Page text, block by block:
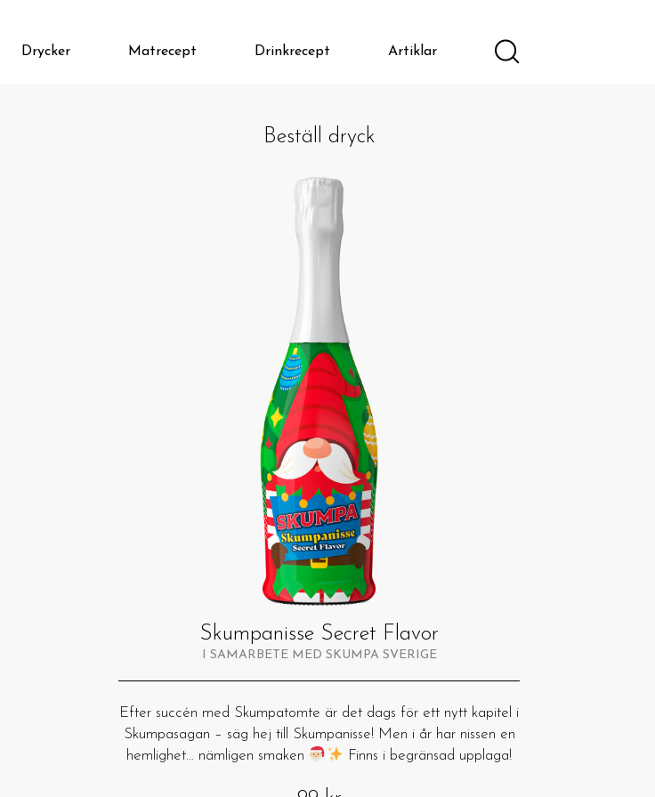
Drycker Matrecept Drinkrecept Artiklar
Beställ dryck
Skumpanisse Secret Flavor
I SAMARBETE MED SKUMPA SVERIGE
Efter succén med Skumpatomte är det dags för ett nytt kapitel i
Skumpasagan – säg hej till Skumpanisse! Men i år har nissen en
hemlighet… nämligen smaken
Finns i begränsad upplaga!